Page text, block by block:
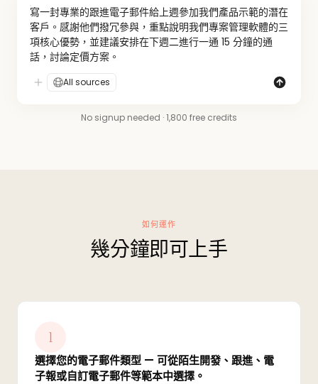
寫一封專業的跟進電子郵件給上週參加我們產品示範的潛在
客戶。感謝他們撥冗參與，重點說明我們專案管理軟體的三
項核心優勢，並建議安排在下週二進行一通 15 分鐘的通
話，討論定價方案。
All sources
No signup needed · 1,800 free credits
如何運作
幾分鐘即可上手
1
選擇您的電子郵件類型 — 可從陌生開發、跟進、電
子報或自訂電子郵件等範本中選擇。